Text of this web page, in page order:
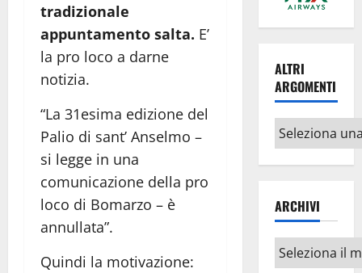
tradizionale
appuntamento salta. E’
la pro loco a darne
notizia.
“La 31esima edizione del
Palio di sant’ Anselmo –
si legge in una
comunicazione della pro
loco di Bomarzo – è
annullata”.
Quindi la motivazione:
ALTRI
ARGOMENTI
Altri
argomenti
ARCHIVI
Archivi